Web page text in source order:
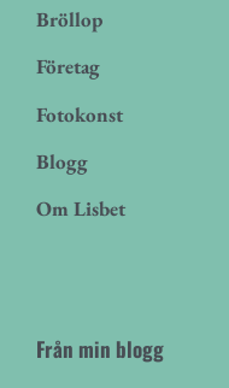
Bröllop
Företag
Fotokonst
Blogg
Om Lisbet
Från min blogg